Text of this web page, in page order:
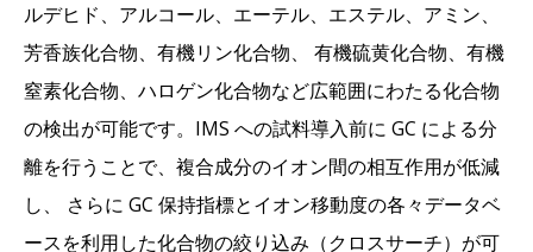
ルデヒド、アルコール、エーテル、エステル、アミン、
芳香族化合物、有機リン化合物、 有機硫黄化合物、有機
窒素化合物、ハロゲン化合物など広範囲にわたる化合物
の検出が可能です。IMS への試料導入前に GC による分
離を行うことで、複合成分のイオン間の相互作用が低減
し、 さらに GC 保持指標とイオン移動度の各々データベ
ースを利用した化合物の絞り込み（クロスサーチ）が可